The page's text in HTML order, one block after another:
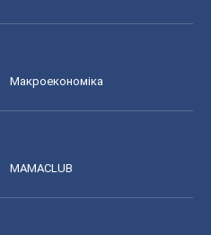
Макроекономіка
MAMACLUB